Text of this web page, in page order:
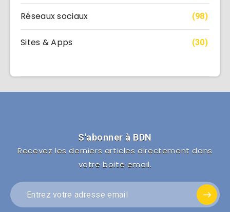
Réseaux sociaux (98)
Sites & Apps (30)
S'abonner à BDN
Recevez les derniers articles directement dans
votre boite email.